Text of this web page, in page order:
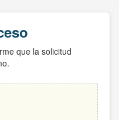
que la solicitud